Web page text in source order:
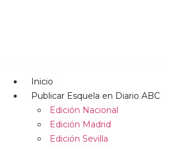
Inicio
Publicar Esquela en Diario ABC
Edición Nacional
Edición Madrid
Edición Sevilla